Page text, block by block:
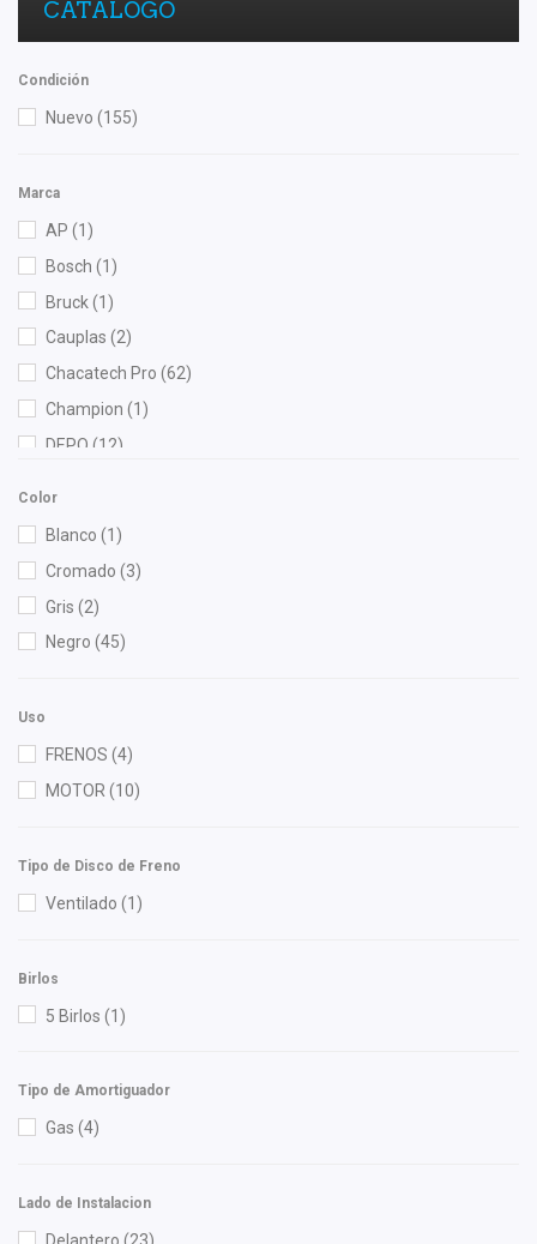
CATÁLOGO
Condición
Nuevo (155)
Marca
AP (1)
Bosch (1)
Bruck(1)
Cauplas (2)
Chacatech Pro (62)
Champion (1)
DEPO (12)
Mahle (1)
MOTORFIL(1)
Nissan (Original)(3)
OTN(2)
Purolator
Recal(3)
Tong Yang(1)
YCC(3)
Color
Blanco (1)
Cromado (3)
Gris (2)
Negro (45)
Uso
FRENOS (4)
MOTOR (10)
Tipo de Disco de Freno
Ventilado (1)
Birlos
5 Birlos (1)
Tipo de Amortiguador
Gas (4)
Lado de Instalacion